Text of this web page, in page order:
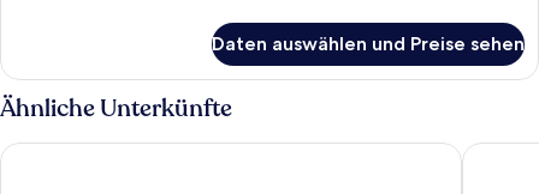
(Hearing,
Roll-
in
Shower)
1
King
Bed,
Accessible
(Hearing,
Daten auswählen und Preise sehen
Ähnliche Unterkünfte
Holiday Inn Express & Suites Little Rock-West by IHGHilton